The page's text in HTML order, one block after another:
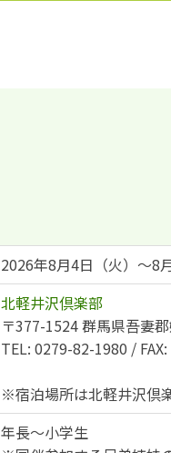
2026年8月4日（火）～8
北軽井沢倶楽部
〒377-1524 群馬県吾妻
TEL: 0279-82-1980 /
※宿泊場所は北軽井沢倶
年長～小学生